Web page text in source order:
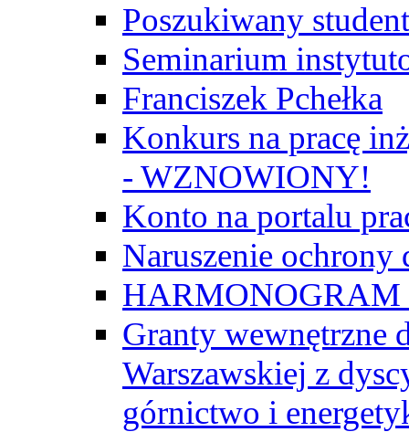
Poszukiwany
Seminarium
Franciszek Pchełka
Konkurs na pracę
- WZNOWIONY!
Konto na portalu
Naruszenie ochrony
Granty wewnętrzne
Warszawskiej z
górnictwo i